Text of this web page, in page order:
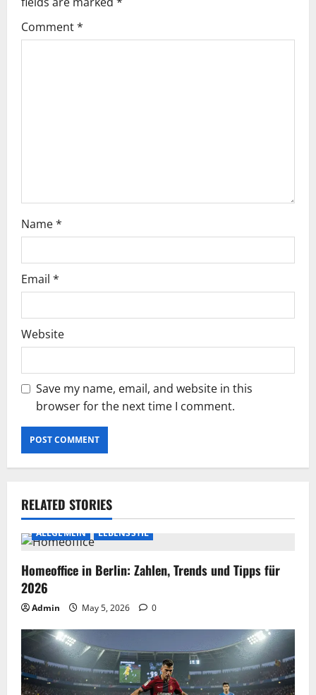
i
g
Comment*
Name*
Email *
Website
Save my name, email, and website in this
browser for the next time I comment.
RELATED STORIES
ALLGEMEIN LEBENSSTIL
Homeoffice in Berlin: Zahlen, Trends und Tipps für
2026
Admin May 5, 2026 0